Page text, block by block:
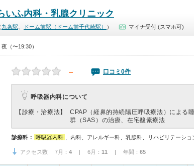
いふ内科・乳腺クリニック
九条駅 ドーム前駅（ドーム前千代崎駅） ） マイナ受付 (スマホ可)
夜（〜19:30）
－ 口コミ0件
呼吸器内科について
【診療・治療法】
CPAP（経鼻的持続陽圧呼吸療法）による
群（SAS）の治療、在宅酸素療法
診療科： 呼吸器内科 、内科、アレルギー科、乳腺科、リハビリテーショ
アクセス数 7月： 4 | 6月： 11 | 年間： 65